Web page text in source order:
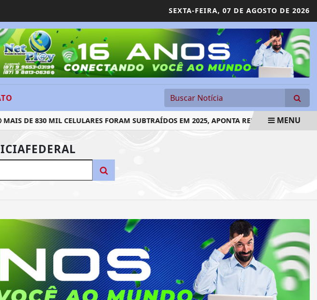
SEXTA-FEIRA, 07 DE AGOSTO DE 2026
DE 830 MIL CELULARES FORAM SUBTRAÍDOS EM 2025, APONTA RELATÓRIOMENU